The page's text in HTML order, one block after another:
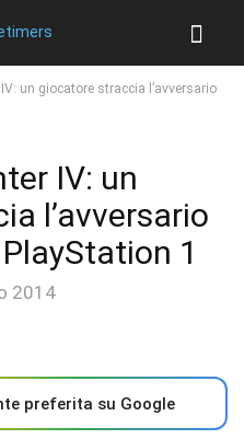
un giocatore straccia l’avversario
IV: un
l’avversario
1
2014
preferita su Google